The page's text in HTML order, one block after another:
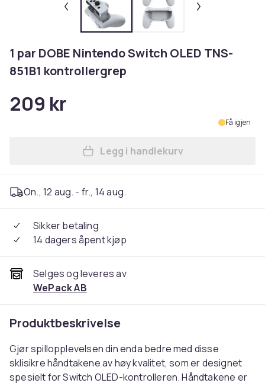
1 par DOBE Nintendo Switch OLED TNS-
851B1 kontrollergrep
209 kr
Få igjen
Legg 1 par DOBE Nintendo
Legg i handlekurv
On., 12 aug. - fr., 14 aug.
Sikker betaling
14 dagers åpent kjøp
Selges og leveres av
WePack AB
Produktbeskrivelse
Gjør spillopplevelsen din enda bedre med disse
sklisikre håndtakene av høy kvalitet, som er designet
spesielt for Switch OLED-kontrolleren. Håndtakene er